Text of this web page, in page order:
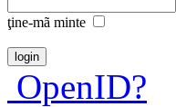
ţine-mã minte
OpenID?